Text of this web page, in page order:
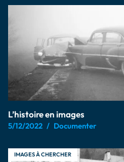
L’histoire en images
5/12/2022 Documenter
IMAGES À CHERCHER